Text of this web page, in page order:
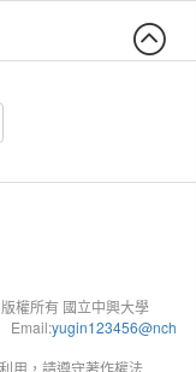
權所有 國立中興大學
Email:yugin123456@nch
用，請遵守著作權法